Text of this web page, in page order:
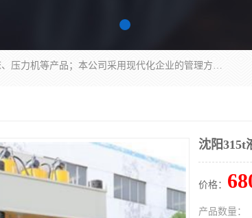
南通科达机床制造有限公司主要生产液压机、冲床、压力机等产品；本公司采用现代化企业的管理方法进行管理，立足于产品的质量管理，以优秀的品质、新颖的设计、合理的价格、完善的服务赢得广大客户的充分信赖和良好的口碑。领导层将运用科学管理方法及长期积累下来的经验和广泛领域吸取来新的技术不断调整产品结构，为市场提供精良的各类机械设备。企业将坚持与国内外各界朋友，真诚合作，共创辉煌。
沈阳315t
价格：
产品数量：